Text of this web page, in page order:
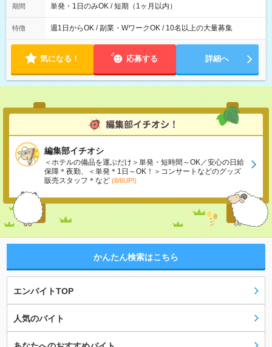
期間 単発・1日のみOK / 短期（1ヶ月以内）
特徴 週1日からOK / 副業・WワークOK / 10名以上の大量募集
気になる！ 応募する 詳細へ
編集部イチオシ
＜ホテルの備品を運ぶだけ＞単発・短時間～OK／安心の日給
保障＊夜勤、＜単発＊1日～OK！＞コンサートなどのグッズ
販売スタッフ＊など (8/6UP!)
かんたん検索はこちら
エンバイトTOP
人気のバイト